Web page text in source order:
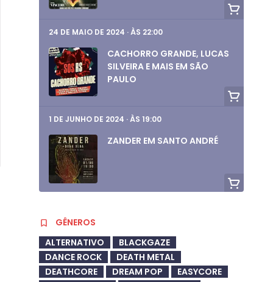
24 DE MAIO DE 2024 ·ÀS 22:00
CACHORRO GRANDE, LUCAS
SILVEIRA E MAIS EM SÃO
PAULO
1 DE JUNHO DE 2024 ·ÀS 19:00
ZANDER EM SANTO ANDRÉ
ANT CONSTANTINO E
COMBOIO CALIBRE NO RJ
GÊNEROS
ALTERNATIVO
BLACKGAZE
DANCE ROCK
DEATH METAL
DEATHCORE
DREAM POP
EASYCORE